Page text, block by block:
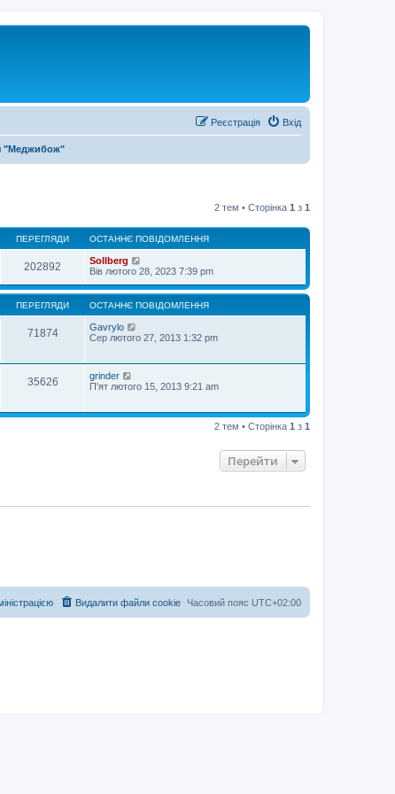
Вхід
Реєстрація
"Меджибож"
2 тем • Сторінка 1 з 1
ПЕРЕГЛЯДИ ОСТАННЄ ПОВІДОМЛЕННЯ
202892
Sollberg
Вів лютого 28, 2023 7:39 pm
ПЕРЕГЛЯДИ ОСТАННЄ ПОВІДОМЛЕННЯ
71874
Gavrylo
Сер лютого 27, 2013 1:32 pm
35626
grinder
П'ят лютого 15, 2013 9:21 am
2 тем • Сторінка 1 з 1
Перейти
Часовий пояс UTC+02:00
Видалити файли cookie